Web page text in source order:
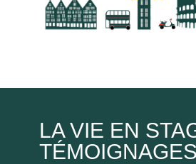
LA VIE EN
TÉMOIGNAGES